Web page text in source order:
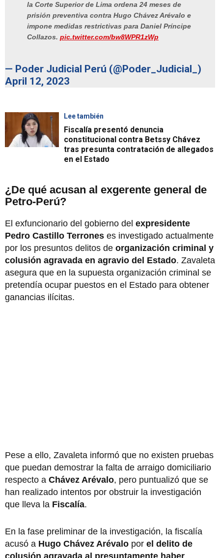
la Corte Superior de Lima ordena 24 meses de
prisión preventiva contra Hugo Chávez Arévalo e
impone medidas restrictivas para Daniel Príncipe
Collazos. pic.twitter.com/bw8WPR1zWp
— Poder Judicial Perú (@Poder_Judicial_)
April 12, 2023
Lee también
Fiscalía presentó denuncia
constitucional contra Betssy Chávez
tras presunta contratación de allegados
en el Estado
¿De qué acusan al exgerente general de
Petro-Perú?
El exfuncionario del gobierno del expresidente
Pedro Castillo Terrones es investigado actualmente
por los presuntos delitos de organización criminal y
colusión agravada en agravio del Estado. Zavaleta
asegura que en la supuesta organización criminal se
pretendía ocupar puestos en el Estado para obtener
ganancias ilícitas.
Pese a ello, Zavaleta informó que no existen pruebas
que puedan demostrar la falta de arraigo domiciliario
respecto a Chávez Arévalo, pero puntualizó que se
han realizado intentos por obstruir la investigación
que lleva la Fiscalía.
En la fase preliminar de la investigación, la fiscalía
acusó a Hugo Chávez Arévalo por el delito de